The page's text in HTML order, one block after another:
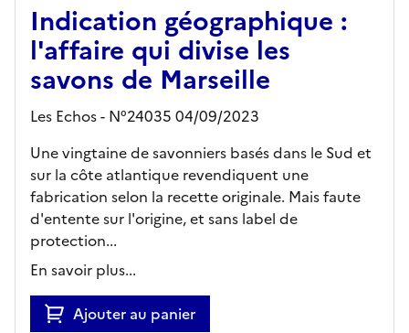
Indication géographique :
l'affaire qui divise les
savons de Marseille
Les Echos - N°24035 04/09/2023
Une vingtaine de savonniers basés dans le Sud et
sur la côte atlantique revendiquent une
fabrication selon la recette originale. Mais faute
d'entente sur l'origine, et sans label de
protection...
En savoir plus...
Ajouter au panier